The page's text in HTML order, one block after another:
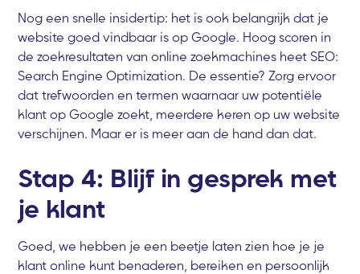
Nog een snelle insidertip: het is ook belangrijk dat je
website goed vindbaar is op Google. Hoog scoren in
de zoekresultaten van online zoekmachines heet SEO:
Search Engine Optimization. De essentie? Zorg ervoor
dat trefwoorden en termen waarnaar uw potentiële
klant op Google zoekt, meerdere keren op uw website
verschijnen. Maar er is meer aan de hand dan dat.
Stap 4: Blijf in gesprek met
je klant
Goed, we hebben je een beetje laten zien hoe je je
klant online kunt benaderen, bereiken en persoonlijk